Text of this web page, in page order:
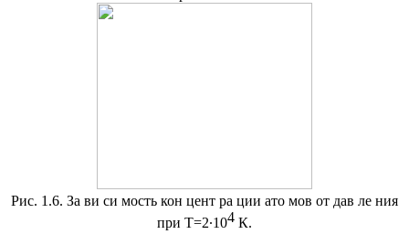
Рис. 1.6. За ви си мость кон цент ра ции ато мов от дав ле ния
при Т=2∙104 К.